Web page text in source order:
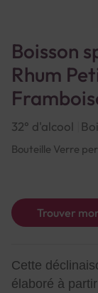
Boisson
Rhum
32° d'alcool
Bouteille Verre
Trouver
Cette
élaboré à